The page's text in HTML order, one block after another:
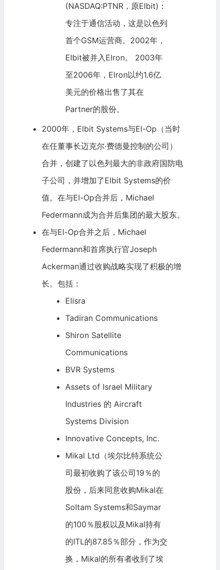
(NASDAQ:PTNR，原Elbit)：
专注于通信活动，这是以色列
首个GSM运营商。2002年，
Elbit被并入Elron。 2003年
至2006年，Elron以约1.6亿
美元的价格出售了其在
Partner的股份。
2000年，Elbit Systems与El-Op（当时
在任董事长迈克尔·费德曼控制的公司）
合并，创建了以色列最大的非政府国防电
子公司，并增加了Elbit Systems的价
值。在与El-Op合并后，Michael
Federmann成为合并后集团的最大股东。
在与El-Op合并之后，Michael
Federmann和首席执行官Joseph
Ackerman通过收购战略实现了积极的增
长。包括：
Elisra
Tadiran Communications
Shiron Satellite
Communications
BVR Systems
Assets of Israel Military
Industries 的 Aircraft
Systems Division
Innovative Concepts, Inc.
Mikal Ltd（埃尔比特系统公
司最初收购了该公司19％的
股份，后来同意收购Mikal在
Soltam Systems和Saymar
的100％股权以及Mikal持有
的ITL的87.85％部分，作为交
换，Mikal的所有者收到了埃